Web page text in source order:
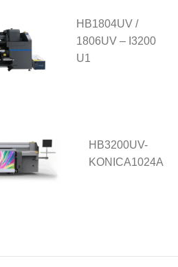
HB1804UV /
1806UV – I3200
U1
HB3200UV-
KONICA1024A